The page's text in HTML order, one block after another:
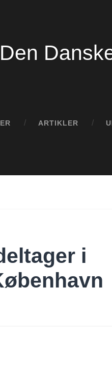
Den
ARTIKLER
i